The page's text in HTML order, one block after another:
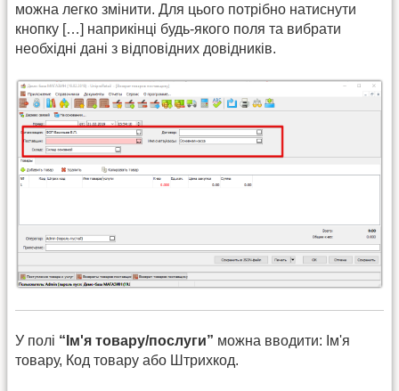
можна легко змінити. Для цього потрібно натиснути
кнопку […] наприкінці будь-якого поля та вибрати
необхідні дані з відповідних довідників.
У полі “Ім'я товару/послуги” можна вводити: Ім'я
товару, Код товару або Штрихкод.